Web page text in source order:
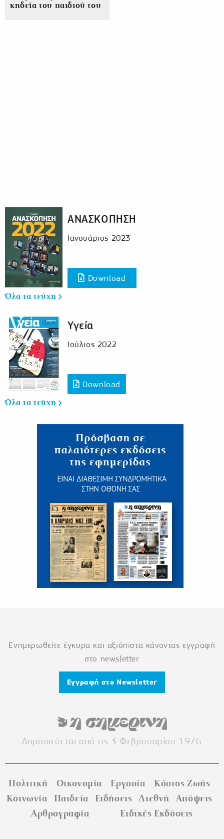
κηδεία του παιδιού του
ΑΝΑΣΚΟΠΗΣΗ
Ιανουάριος 2023
Download
Όλα τα τεύχη
Υγεία
Ιούλιος 2022
Download
Όλα τα τεύχη
Ενημερωθείτε έγκυρα και αξιόπιστα κάνοντας εγγραφή
στο newsletter
Εγγραφή στο Newsletter
Δημοσιεύεται από τις 3 Φεβρουαρίου 1976
Πολιτική Οικονομία Εργασία
Κόστος Ζωής
Κοινωνία
Παιδεία Ειδήσεις Διεθνή
Απόψεις
Αρθρογραφία
Ειδικές Εκδόσεις